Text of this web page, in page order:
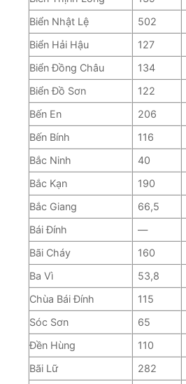
Biển Nhật Lệ
502
Biển Hải Hậu
127
Biển Đồng Châu
134
Biển Đồ Sơn
122
Bến En
206
Bến Bính
116
Bắc Ninh
40
Bắc Kạn
190
Bắc Giang
66,5
Bái Đính
—
Bãi Cháy
160
Ba Vì
53,8
Chùa Bái Đính
115
Sóc Sơn
65
Đền Hùng
110
Bãi Lữ
282